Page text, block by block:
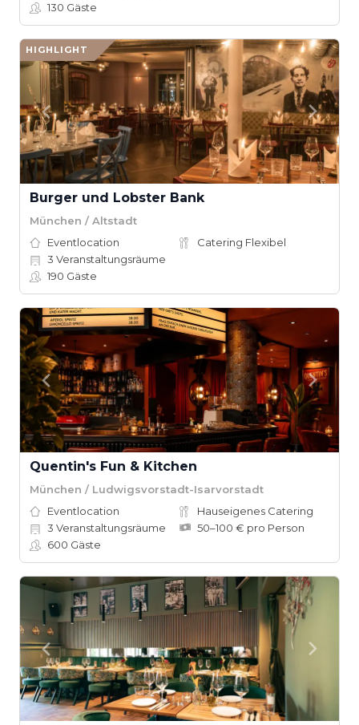
130 Gäste
HIGHLIGHT
Burger und Lobster Bank
München / Altstadt
Eventlocation
Catering Flexibel
3 Veranstaltungsräume
190 Gäste
Quentin's Fun & Kitchen
München / Ludwigsvorstadt-Isarvorstadt
Eventlocation
Hauseigenes Catering
3 Veranstaltungsräume
50–100 € pro Person
600 Gäste